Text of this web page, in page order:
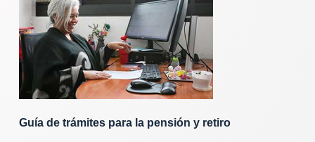
Guía de trámites para la pensión y retiro